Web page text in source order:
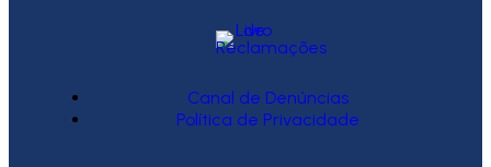
Canal de Denúncias
Política de Privacidade